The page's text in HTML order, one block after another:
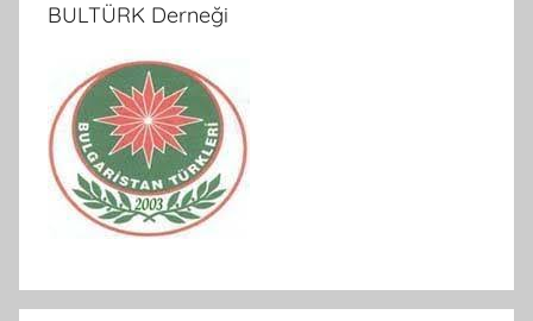
BULTÜRK Derneği